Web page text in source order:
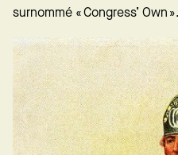
surnommé « Congress’ Own ».